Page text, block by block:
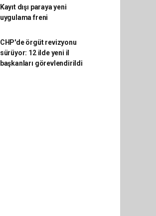
Kayıt dışı paraya yeni
uygulama freni
CHP'de örgüt revizyonu
sürüyor: 12 ilde yeni il
başkanları görevlendirildi